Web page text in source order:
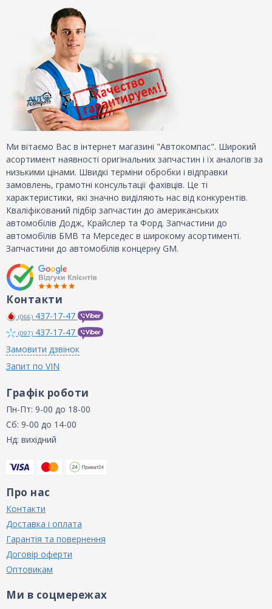
Ми вітаємо Вас в інтернет магазині "Автокомпас". Широкий
асортимент наявності оригінальних запчастин і їх аналогів за
низькими цінами. Швидкі терміни обробки і відправки
замовлень, грамотні консультації фахівців. Це ті
характеристики, які значно виділяють нас від конкурентів.
Кваліфікований підбір запчастин до американських
автомобілів Додж, Крайслер та Форд. Запчастини до
автомобілів БМВ та Мерседес в широкому асортименті.
Запчастини до автомобілів концерну GM.
Контакти
(066) 437-17-47
(097) 437-17-47
Замовити дзвінок
Запит по VIN
Графік роботи
Пн-Пт: 9-00 до 18-00
Сб: 9-00 до 14-00
Нд: вихідний
Про нас
Контакти
Доставка і оплата
Гарантія та повернення
Договір оферти
Оптовикам
Ми в соцмережах